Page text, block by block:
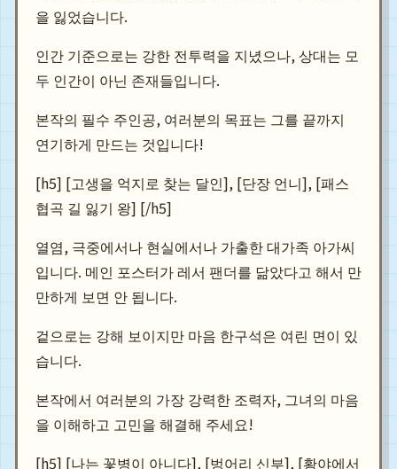
을 잃었습니다.
인간 기준으로는 강한 전투력을 지녔으나, 상대는 모
두 인간이 아닌 존재들입니다.
본작의 필수 주인공, 여러분의 목표는 그를 끝까지
연기하게 만드는 것입니다!
[h5] [고생을 억지로 찾는 달인], [단장 언니], [패스
협곡 길 잃기 왕] [/h5]
열염, 극중에서나 현실에서나 가출한 대가족 아가씨
입니다. 메인 포스터가 레서 팬더를 닮았다고 해서 만
만하게 보면 안 됩니다.
겉으로는 강해 보이지만 마음 한구석은 여린 면이 있
습니다.
본작에서 여러분의 가장 강력한 조력자, 그녀의 마음
을 이해하고 고민을 해결해 주세요!
[h5] [나는 꽃병이 아니다], [벙어리 신부], [황야에서